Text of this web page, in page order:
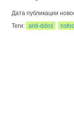
Дата публикации
Теги: anti-ddos